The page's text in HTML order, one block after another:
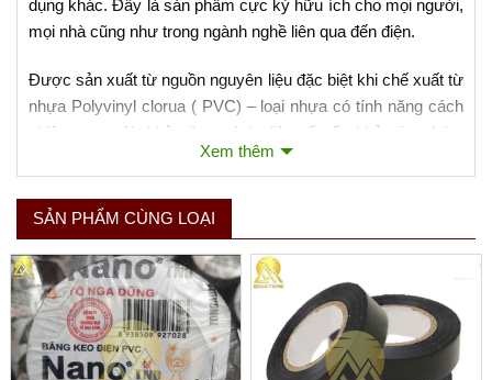
dụng khác. Đây là sản phẩm cực kỳ hữu ích cho mọi người,
mọi nhà cũng như trong ngành nghề liên qua đến điện.
Được sản xuất từ nguồn nguyên liệu đặc biệt khi chế xuất từ
nhựa Polyvinyl clorua ( PVC) – loại nhựa có tính năng cách
nhiệt vượt trội, khả năng cách điện rất tốt, khả năng bám
dính tuyệt vời trên mọi chất liệu và nhiều bề mặt khác nhau.
các chi tiết điện tử hoặc các mạch hở dây điện.
Xem thêm
Xem thêm
SẢN PHẨM CÙNG LOẠI